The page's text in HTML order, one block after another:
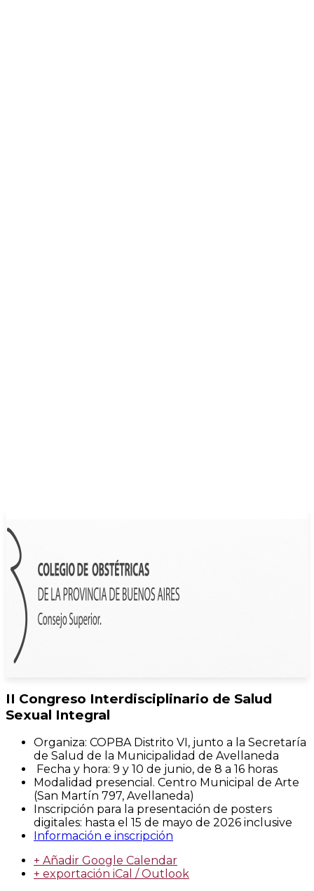
II Congreso Interdisciplinario de Salud
Sexual Integral
Organiza: COPBA Distrito VI, junto a la Secretaría
de Salud de la Municipalidad de Avellaneda
Fecha y hora: 9 y 10 de junio, de 8 a 16 horas
Modalidad presencial. Centro Municipal de Arte
(San Martín 797, Avellaneda)
Inscripción para la presentación de posters
digitales: hasta el 15 de mayo de 2026 inclusive
Información e inscripción
+ Añadir Google Calendar
+ exportación iCal / Outlook